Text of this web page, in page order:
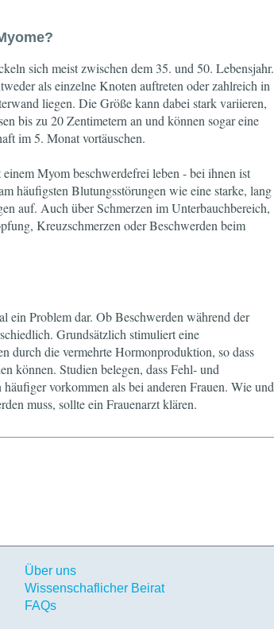
sich meist zwischen dem 35. und 50. Lebensjahr.
als einzelne Knoten auftreten oder zahlreich in
liegen. Die Größe kann dabei stark variieren,
bis zu 20 Zentimetern an und können sogar eine
im 5. Monat vortäuschen.
Myom beschwerdefrei leben - bei ihnen ist
häufigsten Blutungsstörungen wie eine starke, lang
auf. Auch über Schmerzen im Unterbauchbereich,
Kreuzschmerzen oder Beschwerden beim
ein Problem dar. Ob Beschwerden während der
Grundsätzlich stimuliert eine
durch die vermehrte Hormonproduktion, so dass
können. Studien belegen, dass Fehl- und
vorkommen als bei anderen Frauen. Wie und
muss, sollte ein Frauenarzt klären.
Über uns
Wissenschaflicher Beirat
FAQs